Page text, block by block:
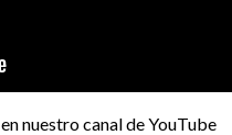
nuestro canal de YouTube